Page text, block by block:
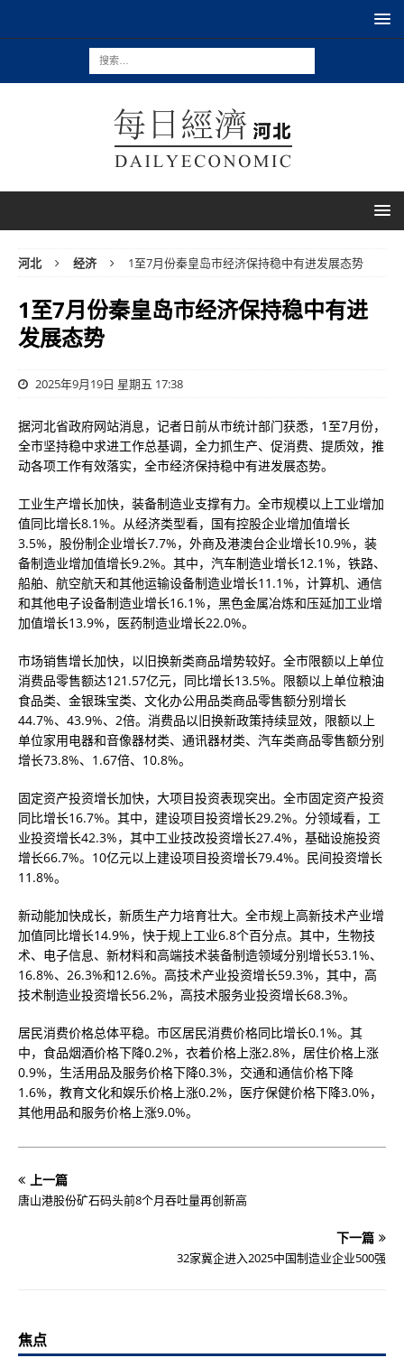
河北 经济 1至7月份秦皇岛市经济保持稳中有进发展态势
1至7月份秦皇岛市经济保持稳中有进
发展态势
2025年9月19日 星期五 17:38
据河北省政府网站消息，记者日前从市统计部门获悉，1至7月份，
全市坚持稳中求进工作总基调，全力抓生产、促消费、提质效，推
动各项工作有效落实，全市经济保持稳中有进发展态势。
工业生产增长加快，装备制造业支撑有力。全市规模以上工业增加
值同比增长8.1%。从经济类型看，国有控股企业增加值增长
3.5%，股份制企业增长7.7%，外商及港澳台企业增长10.9%，装
备制造业增加值增长9.2%。其中，汽车制造业增长12.1%，铁路、
船舶、航空航天和其他运输设备制造业增长11.1%，计算机、通信
和其他电子设备制造业增长16.1%，黑色金属冶炼和压延加工业增
加值增长13.9%，医药制造业增长22.0%。
市场销售增长加快，以旧换新类商品增势较好。全市限额以上单位
消费品零售额达121.57亿元，同比增长13.5%。限额以上单位粮油
食品类、金银珠宝类、文化办公用品类商品零售额分别增长
44.7%、43.9%、2倍。消费品以旧换新政策持续显效，限额以上
单位家用电器和音像器材类、通讯器材类、汽车类商品零售额分别
增长73.8%、1.67倍、10.8%。
固定资产投资增长加快，大项目投资表现突出。全市固定资产投资
同比增长16.7%。其中，建设项目投资增长29.2%。分领域看，工
业投资增长42.3%，其中工业技改投资增长27.4%，基础设施投资
增长66.7%。10亿元以上建设项目投资增长79.4%。民间投资增长
11.8%。
新动能加快成长，新质生产力培育壮大。全市规上高新技术产业增
加值同比增长14.9%，快于规上工业6.8个百分点。其中，生物技
术、电子信息、新材料和高端技术装备制造领域分别增长53.1%、
16.8%、26.3%和12.6%。高技术产业投资增长59.3%，其中，高
技术制造业投资增长56.2%，高技术服务业投资增长68.3%。
居民消费价格总体平稳。市区居民消费价格同比增长0.1%。其
中，食品烟酒价格下降0.2%，衣着价格上涨2.8%，居住价格上涨
0.9%，生活用品及服务价格下降0.3%，交通和通信价格下降
1.6%，教育文化和娱乐价格上涨0.2%，医疗保健价格下降3.0%，
其他用品和服务价格上涨9.0%。
上一篇
唐山港股份矿石码头前8个月吞吐量再创新高
下一篇
32家冀企进入2025中国制造业企业500强
焦点